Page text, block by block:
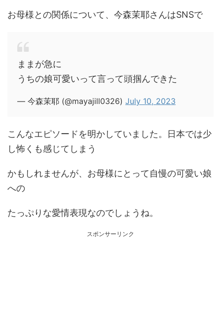
お母様との関係について、今森茉耶さんはSNSで
ままが急に
うちの娘可愛いって言って頭掴んできた
— 今森茉耶 (@mayajill0326) July 10, 2023
こんなエピソードを明かしていました。日本では少
し怖くも感じてしまう
かもしれませんが、お母様にとって自慢の可愛い娘
への
たっぷりな愛情表現なのでしょうね。
スポンサーリンク